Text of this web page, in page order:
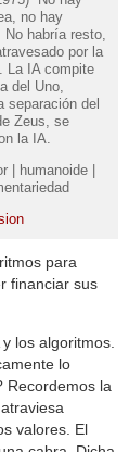
no hay
No habría resto,
por la
La IA compite
del Uno,
separación del
Zeus, se
la IA.
| humanoide |
para
financiar sus
los algoritmos.
lo
Recordemos la
valores. El